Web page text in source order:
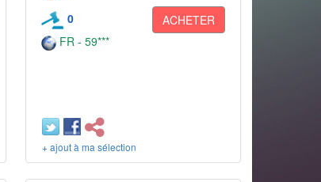
0
ACHETER
FR - 59***
+ ajout à ma sélection